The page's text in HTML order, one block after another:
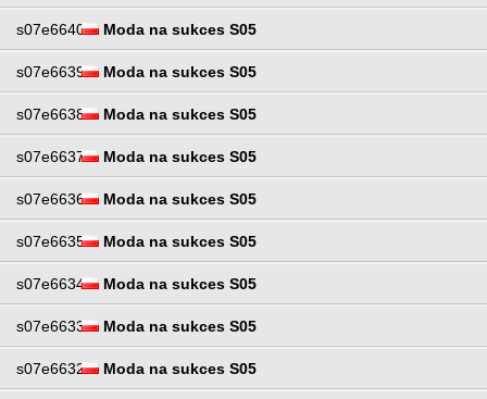
s07e6640 Moda na sukces S05
s07e6639 Moda na sukces S05
s07e6638 Moda na sukces S05
s07e6637 Moda na sukces S05
s07e6636 Moda na sukces S05
s07e6635 Moda na sukces S05
s07e6634 Moda na sukces S05
s07e6633 Moda na sukces S05
s07e6632 Moda na sukces S05